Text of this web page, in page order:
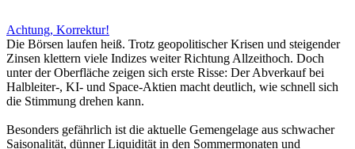
Achtung, Korrektur!
Die Börsen laufen heiß. Trotz geopolitischer Krisen und steigender
Zinsen klettern viele Indizes weiter Richtung Allzeithoch. Doch
unter der Oberfläche zeigen sich erste Risse: Der Abverkauf bei
Halbleiter-, KI- und Space-Aktien macht deutlich, wie schnell sich
die Stimmung drehen kann.
Besonders gefährlich ist die aktuelle Gemengelage aus schwacher
Saisonalität, dünner Liquidität in den Sommermonaten und